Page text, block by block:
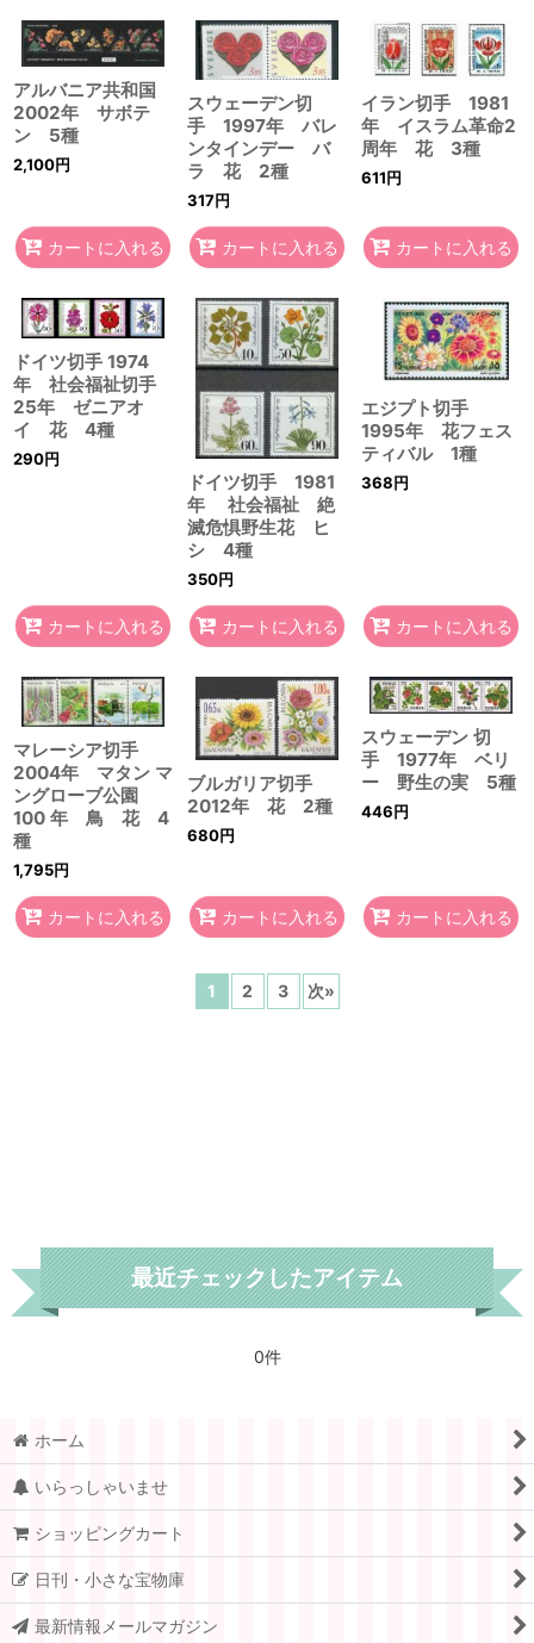
アルバニア共和国
2002年 サボテ
ン 5種
2,100円
カートに入れる
スウェーデン切
手 1997年 バレ
ンタインデー バ
ラ 花 2種
317円
カートに入れる
イラン切手 1981
年 イスラム革命2
周年 花 3種
611円
カートに入れる
ドイツ切手 1974
年 社会福祉切手
25年 ゼニアオ
イ 花 4種
290円
カートに入れる
ドイツ切手 1981
年 社会福祉 絶
滅危惧野生花 ヒ
シ 4種
350円
カートに入れる
エジプト切手
1995年 花フェス
ティバル 1種
368円
カートに入れる
マレーシア切手
2004年 マタン マ
ングローブ公園
100 年 鳥 花 4
種
1,795円
カートに入れる
ブルガリア切手
2012年 花 2種
680円
カートに入れる
スウェーデン 切
手 1977年 ベリ
ー 野生の実 5種
446円
カートに入れる
1 2 3 次»
最近チェックしたアイテム
0件
ホーム
いらっしゃいませ
ショッピングカート
日刊・小さな宝物庫
最新情報メールマガジン